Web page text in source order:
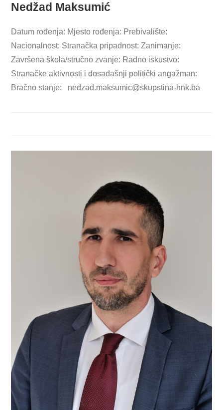
Nedžad Maksumić
Datum rođenja: Mjesto rođenja: Prebivalište:
Nacionalnost: Stranačka pripadnost: Zanimanje:
Završena škola/stručno zvanje: Radno iskustvo:
Stranačke aktivnosti i dosadašnji politički angažman:
Bračno stanje: nedzad.maksumic@skupstina-hnk.ba